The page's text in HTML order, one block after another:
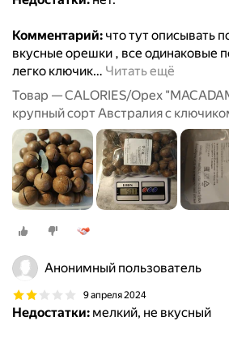
Комментарий: что тут описывать
вкусные орешки , все одинаковые
легко ключик… Читать ещё
Товар — CALORIES/Орех
крупный сорт Австралия с
Анонимный пользователь
9 апреля 2024
Недостатки: мелкий, не вкусный